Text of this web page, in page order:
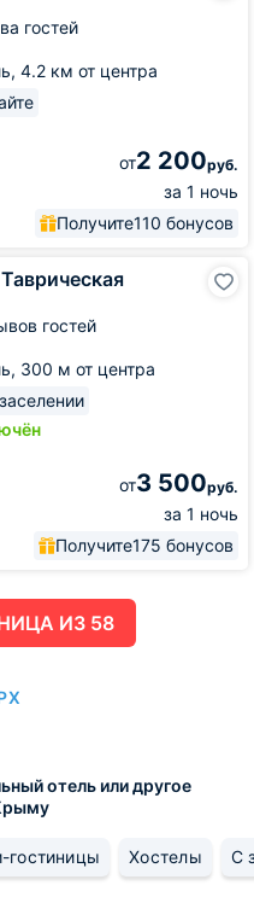
гостей
4.2 км от центра
от2 200руб.
за 1 ночь
Получите110 бонусов
гостей
300 м от центра
от3 500руб.
за 1 ночь
Получите175 бонусов
ИЗ 58
отель или другое
гостиницы Хостелы С